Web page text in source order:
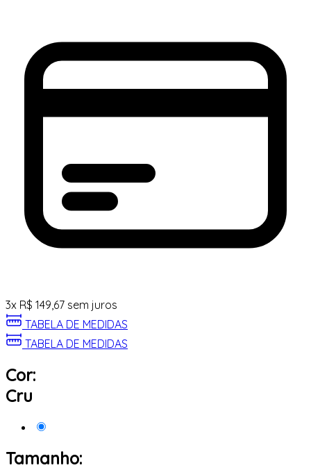
3x R$ 149,67 sem juros
TABELA DE MEDIDAS
TABELA DE MEDIDAS
Cor:
Cru
Tamanho: